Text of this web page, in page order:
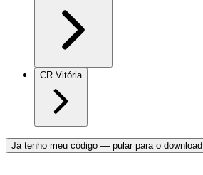
CR Vitória
Já tenho meu código — pular para o download